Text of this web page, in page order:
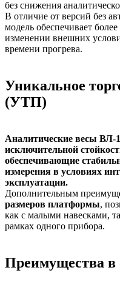
без снижения
В отличие от версий без
модель обеспечивает
изменении внешних
времени прогрева.
Уникальное
(УТП)
Аналитические весы ВЛ-
исключительной
обеспечивающие
измерения в условиях
эксплуатации.
Дополнительным
размеров платформы,
как с малыми навесками,
рамках одного прибора.
Преимущества в